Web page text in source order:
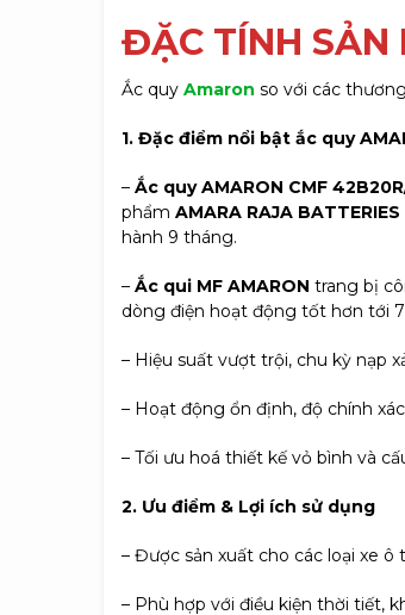
ĐẶC TÍNH SẢN
Ắc quy Amaron so với các
1. Đặc điểm nổi bật ắc quy
– Ắc quy AMARON CMF
phẩm AMARA RAJA
hành 9 tháng.
– Ắc qui MF AMARON trang bị
dòng điện hoạt động tốt hơn tới
– Hiệu suất vượt trội, chu kỳ nạp
– Hoạt động ổn định, độ chính
– Tối ưu hoá thiết kế vỏ bình và
2. Ưu điểm & Lợi ích sử dụng
– Được sản xuất cho các loại xe
– Phù hợp với điều kiện thời tiết,